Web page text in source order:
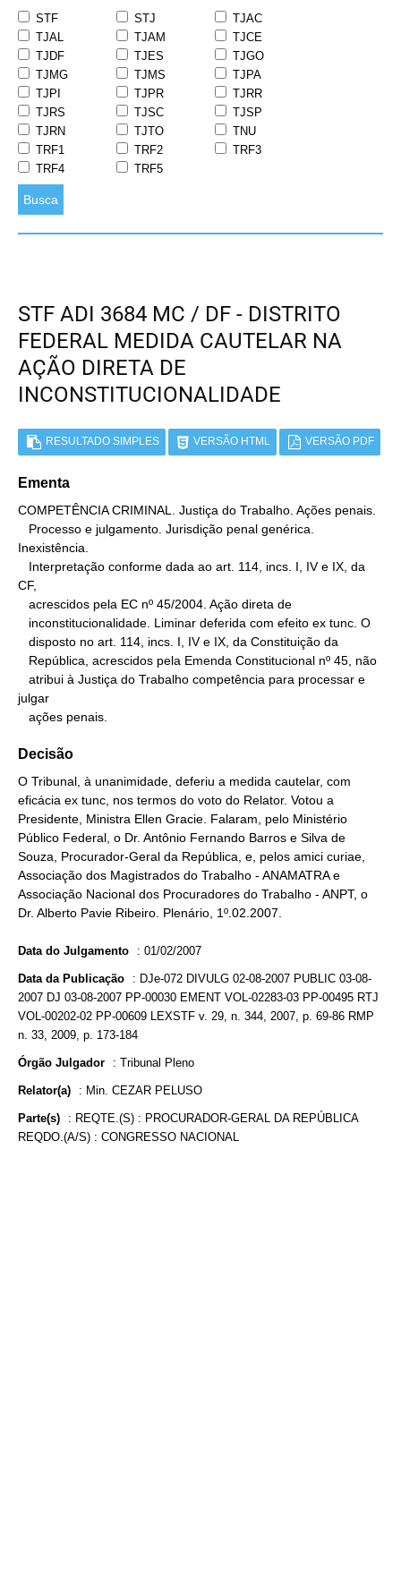
STF STJ
TJAC
TJAL
TJAM
TJCE
TJDF
TJES
TJGO
TJMG
TJMS
TJPA
TJPI
TJPR
TJRR
TJRS
TJSC
TJSP
TJRN
TJTO
TNU
TRF1
TRF2
TRF3
TRF4
TRF5
Busca
STF ADI 3684 MC / DF - DISTRITO
FEDERAL MEDIDA CAUTELAR NA
AÇÃO DIRETA DE
INCONSTITUCIONALIDADE
RESULTADO SIMPLES VERSÃO HTML VERSÃO PDF
Ementa
COMPETÊNCIA CRIMINAL. Justiça do Trabalho. Ações penais.
Inexistência.
CF,
julgar
   ações penais.
Decisão
O Tribunal, à unanimidade, deferiu a medida cautelar, com
eficácia ex tunc, nos termos do voto do Relator. Votou a
Presidente, Ministra Ellen Gracie. Falaram, pelo Ministério
Público Federal, o Dr. Antônio Fernando Barros e Silva de
Souza, Procurador-Geral da República, e, pelos amici curiae,
Associação dos Magistrados do Trabalho - ANAMATRA e
Associação Nacional dos Procuradores do Trabalho - ANPT, o
Dr. Alberto Pavie Ribeiro. Plenário, 1º.02.2007.
Data do Julgamento : 01/02/2007
Data da Publicação : DJe-072 DIVULG 02-08-2007 PUBLIC 03-08-
2007 DJ 03-08-2007 PP-00030 EMENT VOL-02283-03 PP-00495 RTJ
VOL-00202-02 PP-00609 LEXSTF v. 29, n. 344, 2007, p. 69-86 RMP
n. 33, 2009, p. 173-184
Órgão Julgador : Tribunal Pleno
Relator(a) : Min. CEZAR PELUSO
Parte(s) : REQTE.(S) : PROCURADOR-GERAL DA REPÚBLICA
REQDO.(A/S) : CONGRESSO NACIONAL